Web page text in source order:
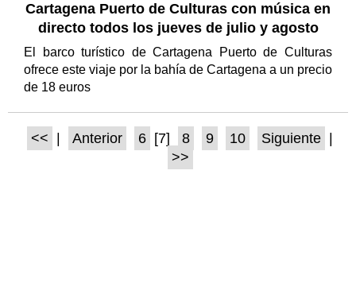
Cartagena Puerto de Culturas con música en
directo todos los jueves de julio y agosto
El barco turístico de Cartagena Puerto de Culturas
ofrece este viaje por la bahía de Cartagena a un precio
de 18 euros
<< Anterior 6 [7] 8 9 10 Siguiente
>>